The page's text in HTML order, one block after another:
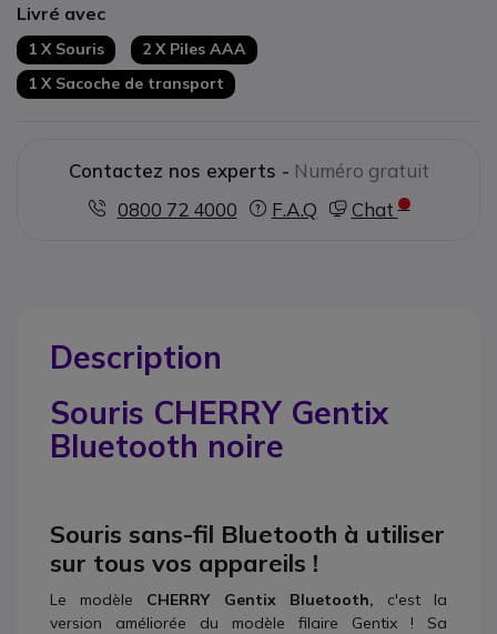
Livré avec
1 X Souris
2 X Piles AAA
1 X Sacoche de transport
Contactez nos experts - Numéro gratuit
0800 72 4000
F.A.Q Chat
Description
Souris CHERRY Gentix
Bluetooth noire
Souris sans-fil Bluetooth à utiliser
sur tous vos appareils !
Le modèle CHERRY Gentix Bluetooth, c'est la
version améliorée du modèle filaire Gentix ! Sa